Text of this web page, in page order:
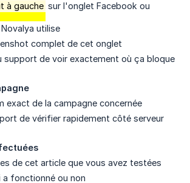
à gauche sur l'onglet Facebook ou
utilise
complet de cet onglet
support de voir exactement où ça bloque
exact de la campagne concernée
de vérifier rapidement côté serveur
de cet article que vous avez testées
a fonctionné ou non